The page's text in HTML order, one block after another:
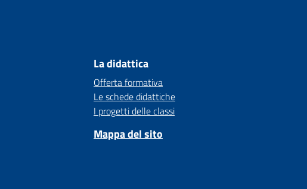
La didattica
Offerta formativa
Le schede didattiche
I progetti delle classi
Mappa del sito